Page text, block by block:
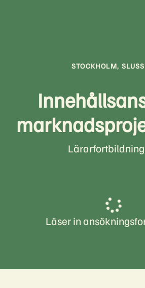
STOCKHOLM,
Läser in